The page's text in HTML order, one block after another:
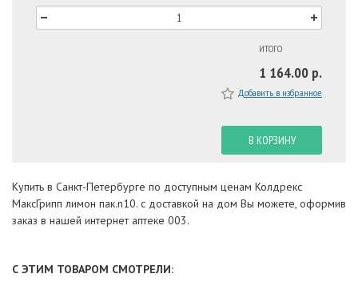
ИТОГО
1 164.00 р.
Добавить в избранное
В КОРЗИНУ
Купить в Санкт-Петербурге по доступным ценам Колдрекс
МаксГрипп лимон пак.n10. с доставкой на дом Вы можете, оформив
заказ в нашей интернет аптеке 003.
С ЭТИМ ТОВАРОМ СМОТРЕЛИ: